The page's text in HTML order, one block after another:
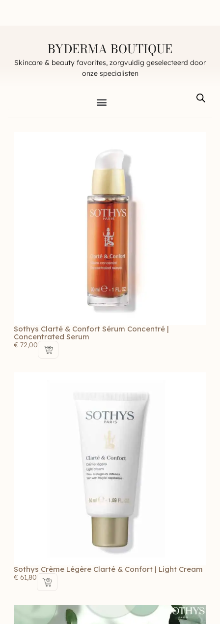
BYDERMA BOUTIQUE
Skincare & beauty favorites, zorgvuldig geselecteerd door
onze specialisten
Sothys Clarté & Confort Sérum Concentré |
Concentrated Serum
€ 72,00
Sothys Crème Légère Clarté & Confort | Light Cream
€ 61,80